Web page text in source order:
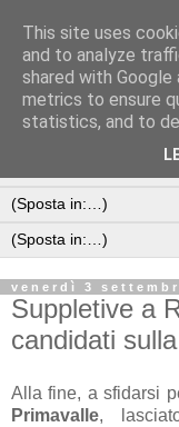
venerdì 3
Suppletive a
candidati
Alla fine, a sfidarsi
Primavalle,
This site uses
and to analyze
shared with
metrics to ensure
statistics, and to